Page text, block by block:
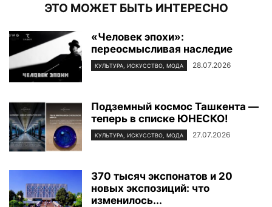
ЭТО МОЖЕТ БЫТЬ ИНТЕРЕСНО
«Человек эпохи»:
переосмысливая наследие
КУЛЬТУРА, ИСКУССТВО, МОДА 28.07.2026
Подземный космос Ташкента —
теперь в списке ЮНЕСКО!
КУЛЬТУРА, ИСКУССТВО, МОДА 27.07.2026
370 тысяч экспонатов и 20
новых экспозиций: что
изменилось...